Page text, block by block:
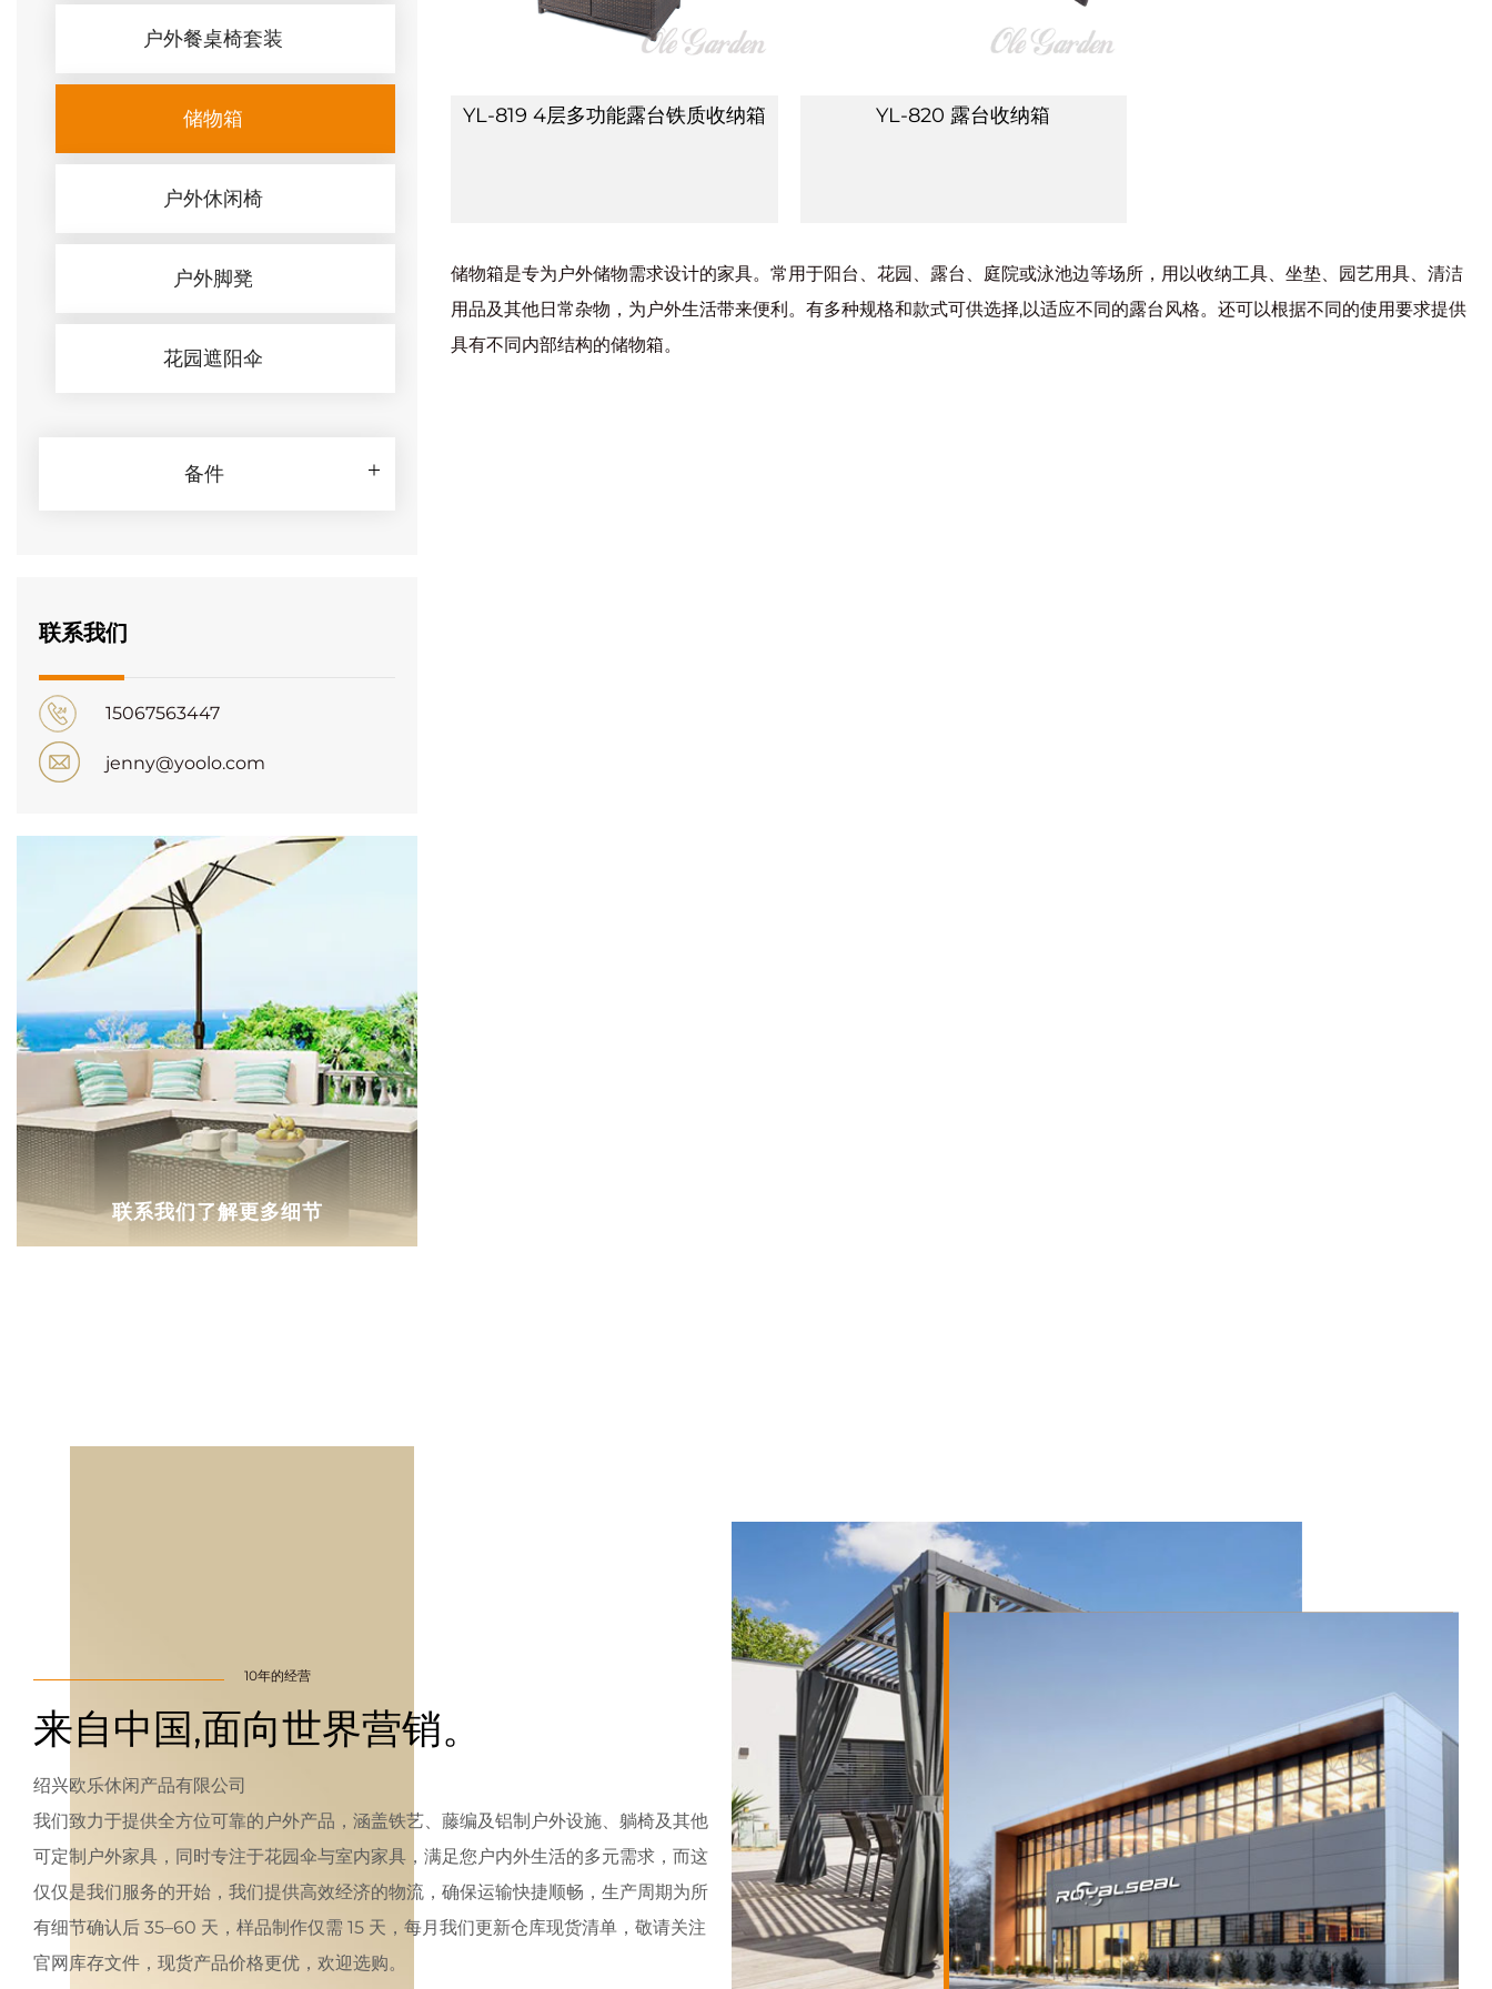
户外餐桌椅套装
储物箱
户外休闲椅
户外脚凳
花园遮阳伞
备件
联系我们
15067563447
jenny@yoolo.com
联系我们了解更多细节
YL-819 4层多功能露台铁质收纳箱 YL-820 露台收纳箱
储物箱是专为户外储物需求设计的家具。常用于阳台、花园、露台、庭院或泳池边等场所，用以收纳工具、坐垫、园艺用具、清洁
用品及其他日常杂物，为户外生活带来便利。有多种规格和款式可供选择,以适应不同的露台风格。还可以根据不同的使用要求提供
具有不同内部结构的储物箱。
10年的经营
来自中国,面向世界营销。
绍兴欧乐休闲产品有限公司
我们致力于提供全方位可靠的户外产品，涵盖铁艺、藤编及铝制户外设施、躺椅及其他
可定制户外家具，同时专注于花园伞与室内家具，满足您户内外生活的多元需求，而这
仅仅是我们服务的开始，我们提供高效经济的物流，确保运输快捷顺畅，生产周期为所
有细节确认后 35–60 天，样品制作仅需 15 天，每月我们更新仓库现货清单，敬请关注
官网库存文件，现货产品价格更优，欢迎选购。